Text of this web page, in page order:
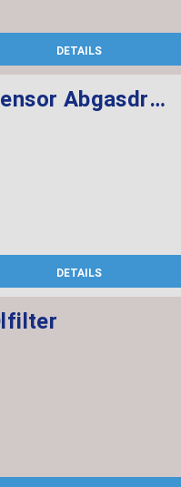
DETAILS
Sensor Abgasdruck
DETAILS